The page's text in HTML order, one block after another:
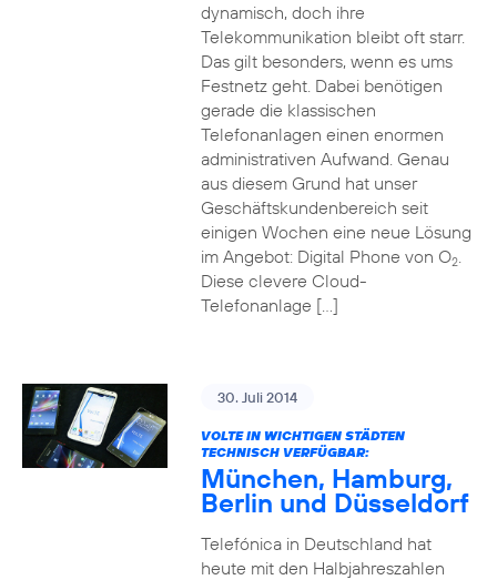
dynamisch, doch ihre
Telekommunikation bleibt oft starr.
Das gilt besonders, wenn es ums
Festnetz geht. Dabei benötigen
gerade die klassischen
Telefonanlagen einen enormen
administrativen Aufwand. Genau
aus diesem Grund hat unser
Geschäftskundenbereich seit
einigen Wochen eine neue Lösung
im Angebot: Digital Phone von O2.
Diese clevere Cloud-
Telefonanlage […]
30. Juli 2014
VOLTE IN WICHTIGEN STÄDTEN
TECHNISCH VERFÜGBAR:
München, Hamburg,
Berlin und Düsseldorf
Telefónica in Deutschland hat
heute mit den Halbjahreszahlen